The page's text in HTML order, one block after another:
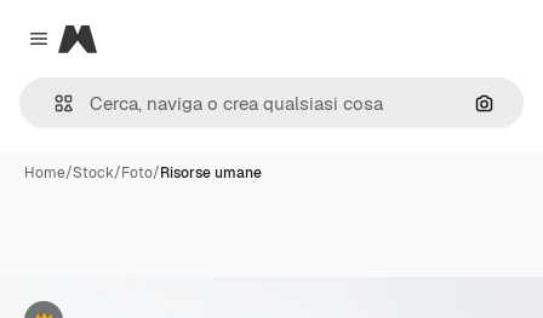
Close menu
Magnific
Cerca
Home/Stock/Foto/Risorse umane